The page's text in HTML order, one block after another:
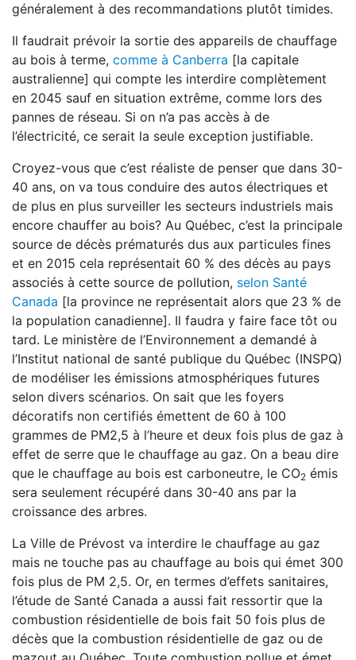
généralement à des recommandations plutôt timides.
Il faudrait prévoir la sortie des appareils de chauffage
au bois à terme, comme à Canberra [la capitale
australienne] qui compte les interdire complètement
en 2045 sauf en situation extrême, comme lors des
pannes de réseau. Si on n’a pas accès à de
l’électricité, ce serait la seule exception justifiable.
Croyez-vous que c’est réaliste de penser que dans 30-
40 ans, on va tous conduire des autos électriques et
de plus en plus surveiller les secteurs industriels mais
encore chauffer au bois? Au Québec, c’est la principale
source de décès prématurés dus aux particules fines
et en 2015 cela représentait 60 % des décès au pays
associés à cette source de pollution, selon Santé
Canada [la province ne représentait alors que 23 % de
la population canadienne]. Il faudra y faire face tôt ou
tard. Le ministère de l’Environnement a demandé à
l’Institut national de santé publique du Québec (INSPQ)
de modéliser les émissions atmosphériques futures
selon divers scénarios. On sait que les foyers
décoratifs non certifiés émettent de 60 à 100
grammes de PM2,5 à l’heure et deux fois plus de gaz à
effet de serre que le chauffage au gaz. On a beau dire
que le chauffage au bois est carboneutre, le CO2 émis
sera seulement récupéré dans 30-40 ans par la
croissance des arbres.
La Ville de Prévost va interdire le chauffage au gaz
mais ne touche pas au chauffage au bois qui émet 300
fois plus de PM 2,5. Or, en termes d’effets sanitaires,
l’étude de Santé Canada a aussi fait ressortir que la
combustion résidentielle de bois fait 50 fois plus de
décès que la combustion résidentielle de gaz ou de